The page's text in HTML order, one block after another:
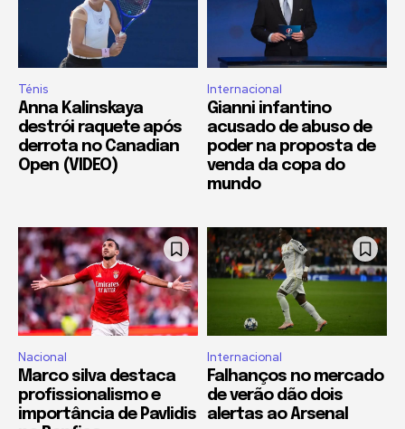
Ténis
Anna Kalinskaya
destrói raquete após
derrota no Canadian
Open (VIDEO)
Internacional
Gianni infantino
acusado de abuso de
poder na proposta de
venda da copa do
mundo
Nacional
Marco silva destaca
profissionalismo e
importância de Pavlidis
Internacional
Falhanços no mercado
de verão dão dois
alertas ao Arsenal